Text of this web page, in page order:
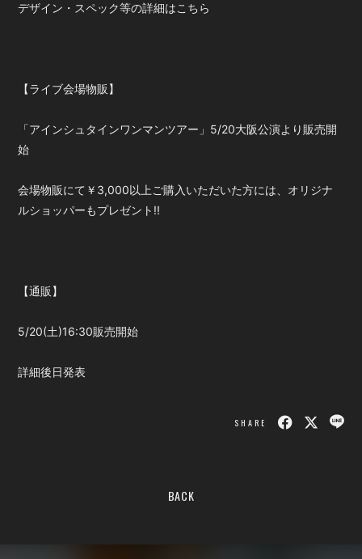
デザイン・スペック等の詳細はこちら
【ライブ会場物販】
「アインシュタインワンマンツアー」5/20大阪公演より販売開
始
会場物販にて￥3,000以上ご購入いただいた方には、オリジナ
ルショッパーもプレゼント!!
【通販】
5/20(土)16:30販売開始
詳細後日発表
SHARE
BACK